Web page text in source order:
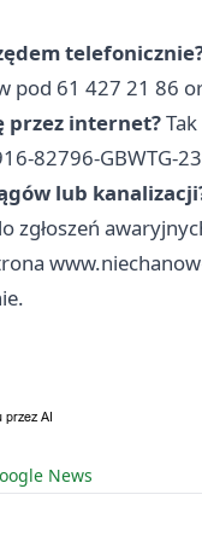
pod 61 427 21 86
przez internet?
82796-GBWTG-
lub
zgłoszeń
News